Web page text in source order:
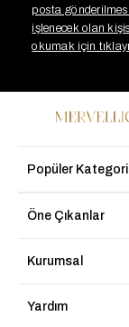
posta
işlenecek olan
okumak için
Popüler
Öne Çıkanlar
Kurumsal
Yardım